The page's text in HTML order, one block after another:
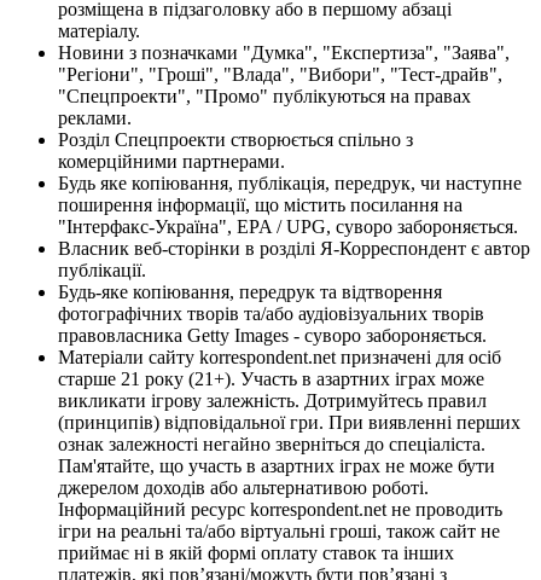
розміщена в підзаголовку або в першому абзаці
матеріалу.
Новини з позначками "Думка", "Експертиза", "Заява",
"Регіони", "Гроші", "Влада", "Вибори", "Тест-драйв",
"Спецпроекти", "Промо" публікуються на правах
реклами.
Розділ Спецпроекти створюється спільно з
комерційними партнерами.
Будь яке копіювання, публікація, передрук, чи наступне
поширення інформації, що містить посилання на
"Інтерфакс-Україна", EPA / UPG, суворо забороняється.
Власник веб-сторінки в розділі Я-Корреспондент є автор
публікації.
Будь-яке копіювання, передрук та відтворення
фотографічних творів та/або аудіовізуальних творів
правовласника Getty Images - суворо забороняється.
Матеріали сайту korrespondent.net призначені для осіб
старше 21 року (21+). Участь в азартних іграх може
викликати ігрову залежність. Дотримуйтесь правил
(принципів) відповідальної гри. При виявленні перших
ознак залежності негайно зверніться до спеціаліста.
Пам'ятайте, що участь в азартних іграх не може бути
джерелом доходів або альтернативою роботі.
Інформаційний ресурс korrespondent.net не проводить
ігри на реальні та/або віртуальні гроші, також сайт не
приймає ні в якій формі оплату ставок та інших
платежів, які пов’язані/можуть бути пов’язані з